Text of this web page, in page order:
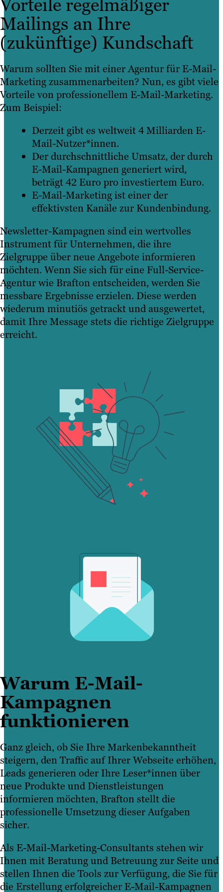
messen und sie dementsprechend
zu optimieren.
Vorteile regelmäßiger
Mailings an Ihre
(zukünftige) Kundschaft
Warum sollten Sie mit einer Agentur für E-Mail-
Marketing zusammenarbeiten? Nun, es gibt viele
Vorteile von professionellem E-Mail-Marketing.
Zum Beispiel:
Derzeit gibt es weltweit 4 Milliarden E-
Mail-Nutzer*innen.
Der durchschnittliche Umsatz, der durch
E-Mail-Kampagnen generiert wird,
beträgt 42 Euro pro investiertem Euro.
E-Mail-Marketing ist einer der
effektivsten Kanäle zur Kundenbindung.
Newsletter-Kampagnen sind ein wertvolles
Instrument für Unternehmen, die ihre
Zielgruppe über neue Angebote informieren
möchten. Wenn Sie sich für eine Full-Service-
Agentur wie Brafton entscheiden, werden Sie
messbare Ergebnisse erzielen. Diese werden
wiederum minutiös getrackt und ausgewertet,
damit Ihre Message stets die richtige Zielgruppe
erreicht.
Warum E-Mail-
Kampagnen
funktionieren
Ganz gleich, ob Sie Ihre Markenbekanntheit
steigern, den Traffic auf Ihrer Webseite erhöhen,
Leads generieren oder Ihre Leser*innen über
neue Produkte und Dienstleistungen
informieren möchten, Brafton stellt die
professionelle Umsetzung dieser Aufgaben
sicher.
Als E-Mail-Marketing-Consultants stehen wir
Ihnen mit Beratung und Betreuung zur Seite und
stellen Ihnen die Tools zur Verfügung, die Sie für
die Erstellung erfolgreicher E-Mail-Kampagnen